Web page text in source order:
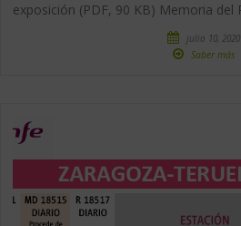
exposición (PDF, 90 KB) Memoria
julio 10, 2020
Saber más